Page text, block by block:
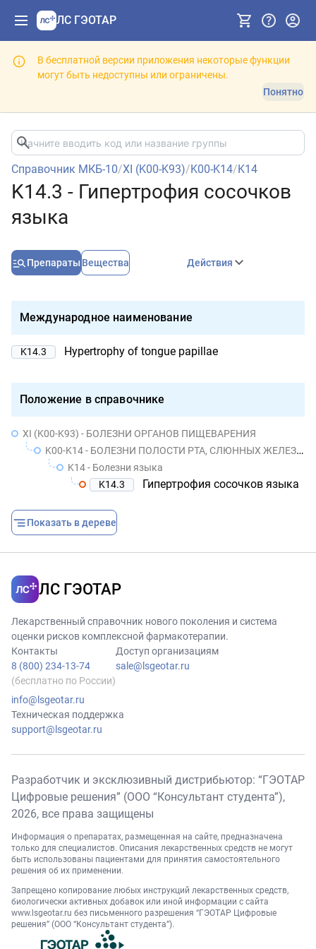
ЛС ГЭОТАР
В бесплатной версии приложения некоторые функции
могут быть недоступны или ограничены.
Понятно
Справочник МКБ-10/XI (K00-K93)/K00-K14/K14
K14.3 - Гипертрофия сосочков
языка
Препараты Вещества Действия
Международное наименование
K14.3 Hypertrophy of tongue papillae
Положение в справочнике
XI (K00-K93) - БОЛЕЗНИ ОРГАНОВ ПИЩЕВАРЕНИЯ
K00-K14 - БОЛЕЗНИ ПОЛОСТИ РТА, СЛЮННЫХ ЖЕЛЕЗ И ЧЕЛЮСТЕЙ
K14 - Болезни языка
K14.3
Гипертрофия сосочков языка
Показать в дереве
ЛС ГЭОТАР
Лекарственный справочник нового поколения и система
оценки рисков комплексной фармакотерапии.
Контакты
8 (800) 234-13-74
(бесплатно по России)
info@lsgeotar.ru
Доступ организациям
sale@lsgeotar.ru
Техническая поддержка
support@lsgeotar.ru
Разработчик и эксклюзивный дистрибьютор: “ГЭОТАР
Цифровые решения” (ООО “Консультант студента”),
2026, все права защищены
Информация о препаратах, размещенная на сайте, предназначена
только для специалистов. Описания лекарственных средств не могут
быть использованы пациентами для принятия самостоятельного
решения об их применении.
Запрещено копирование любых инструкций лекарственных средств,
биологически активных добавок или иной информации с сайта
www.lsgeotar.ru без письменного разрешения “ГЭОТАР Цифровые
решения” (ООО “Консультант студента”).